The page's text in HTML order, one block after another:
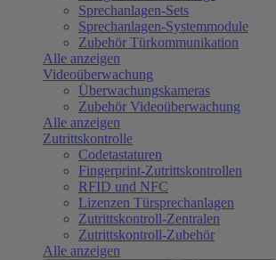
Sprechanlagen-Sets
Sprechanlagen-Systemmodule
Zubehör Türkommunikation
Alle anzeigen
Videoüberwachung
Überwachungskameras
Zubehör Videoüberwachung
Alle anzeigen
Zutrittskontrolle
Codetastaturen
Fingerprint-Zutrittskontrollen
RFID und NFC
Lizenzen Türsprechanlagen
Zutrittskontroll-Zentralen
Zutrittskontroll-Zubehör
Alle anzeigen